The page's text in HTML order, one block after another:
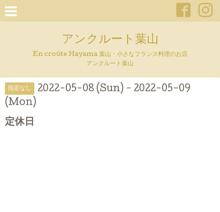
アンクルート葉山
En croûte Hayama 葉山・小さなフランス料理のお店
アンクルート葉山
指定なし
2022-05-08 (Sun) - 2022-05-09
(Mon)
定休日